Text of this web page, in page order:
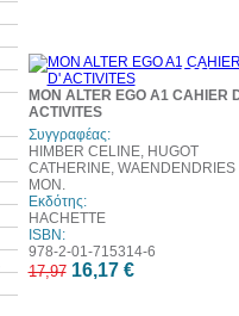
10%
MON ALTER EGO A1 CAHIER
ACTIVITES
Συγγραφέας:
HIMBER CELINE, HUGOT
CATHERINE, WAENDENDRIES
MON.
Εκδότης:
HACHETTE
ISBN:
978-2-01-715314-6
17,97 16,17 €